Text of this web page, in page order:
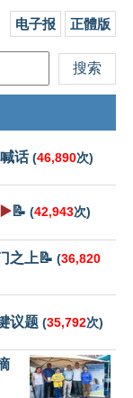
电子报 正體版
话(46,890次)
▶️📝 (42,943次)
之上📝 (36,820
议题 (35,792次)